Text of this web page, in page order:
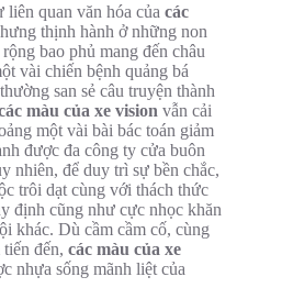
liên quan văn hóa của các
thịnh hành ở những non
bao phủ mang đến châu
vài chiến bệnh quảng bá
san sẻ câu truyện thành
màu của xe vision vẫn cải
một vài bài bác toán giảm
được đa công ty cửa buôn
nhiên, để duy trì sự bền chắc,
trôi dạt cùng với thách thức
định cũng như cực nhọc khăn
khác. Dù cầm cầm cố, cùng
đến, các màu của xe
nhựa sống mãnh liệt của